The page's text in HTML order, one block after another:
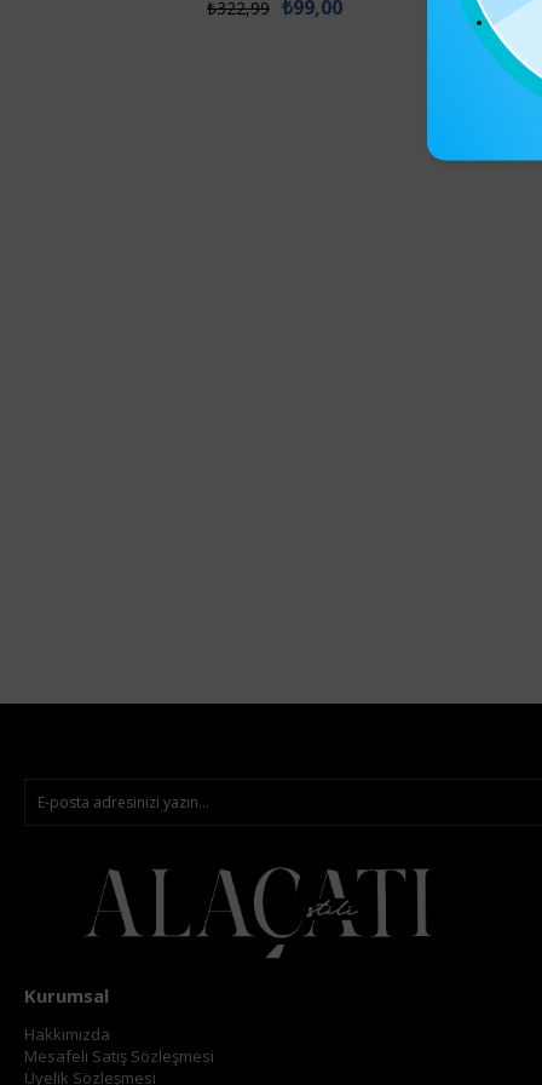
₺99,00
₺322,99
Kurumsal
Hakkımızda
Mesafeli Satış Sözleşmesi
Üyelik Sözleşmesi